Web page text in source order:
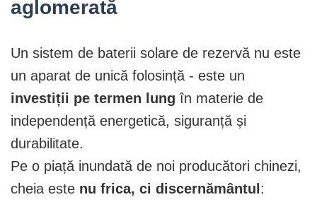
aglomerată
Un sistem de baterii solare de rezervă nu este
un aparat de unică folosință - este un
investiții pe termen lung în materie de
independență energetică, siguranță și
durabilitate.
Pe o piață inundată de noi producători chinezi,
cheia este nu frica, ci discernământul :